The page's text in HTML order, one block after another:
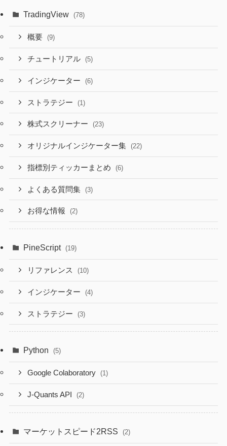
TradingView (78)
概要 (9)
チュートリアル (5)
インジケーター (6)
ストラテジー (1)
株式スクリーナー (23)
オリジナルインジケーター集 (22)
指標別ティッカーまとめ (6)
よくある質問集 (3)
お得な情報 (2)
PineScript (19)
リファレンス (10)
インジケーター (4)
ストラテジー (3)
Python (5)
Google Colaboratory (1)
J-Quants API (2)
マーケットスピード2RSS (2)